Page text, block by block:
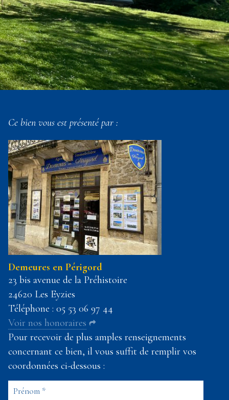
Ce bien vous est présenté par :
Demeures en Périgord
23 bis avenue de la Préhistoire
24620 Les Eyzies
Téléphone : 05 53 06 97 44
Voir nos honoraires
Pour recevoir de plus amples renseignements
concernant ce bien, il vous suffit de remplir vos
coordonnées ci-dessous :